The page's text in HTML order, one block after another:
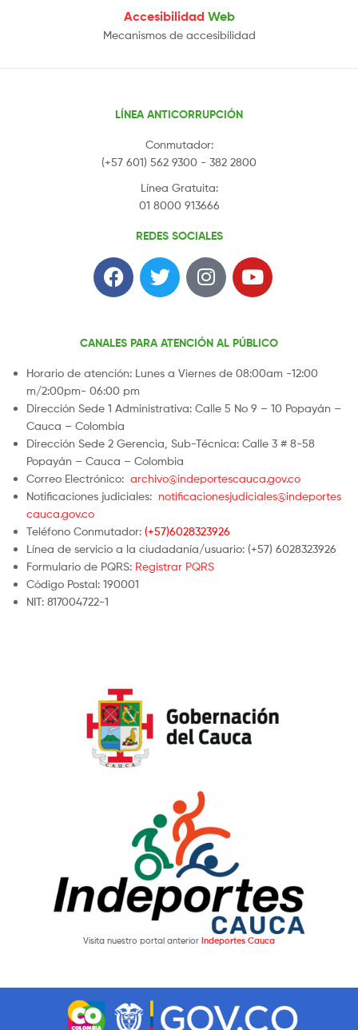
Accesibilidad Web
Mecanismos de accesibilidad
LÍNEA ANTICORRUPCIÓN
Conmutador:
(+57 601) 562 9300 - 382 2800
Línea Gratuita:
01 8000 913666
REDES SOCIALES
CANALES PARA ATENCIÓN AL PÚBLICO
Horario de atención: Lunes a Viernes de 08:00am -12:00
m/2:00pm- 06:00 pm
Dirección Sede 1 Administrativa: Calle 5 No 9 – 10 Popayán –
Cauca – Colombia
Dirección Sede 2 Gerencia, Sub-Técnica: Calle 3 # 8-58
Popayán – Cauca – Colombia
Correo Electrónico: archivo@indeportescauca.gov.co
Notificaciones judiciales: notificacionesjudiciales@indeportes
cauca.gov.co
Teléfono Conmutador: (+57)6028323926
Línea de servicio a la ciudadanía/usuario: (+57) 6028323926
Formulario de PQRS: Registrar PQRS
Código Postal: 190001
NIT: 817004722-1
Visita nuestro portal anterior Indeportes Cauca